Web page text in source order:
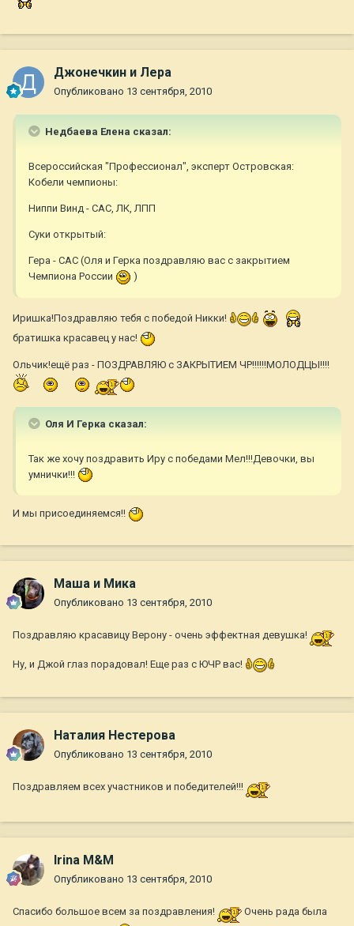
Джонечкин и Лера
Опубликовано 13 сентября, 2010
Недбаева Елена сказал:
Всероссийская "Профессионал", эксперт Островская:
Кобели чемпионы:
Ниппи Винд - САС, ЛК, ЛПП
Суки открытый:
Гера - САС (Оля и Герка поздравляю вас с закрытием
Чемпиона России
)
Иришка!Поздравляю тебя с победой Никки!
братишка красавец у нас!
Ольчик!ещё раз - ПОЗДРАВЛЯЮ с ЗАКРЫТИЕМ ЧР!!!!!!МОЛОДЦЫ!!!!
Оля И Герка сказал:
Так же хочу поздравить Иру с победами Мел!!!Девочки, вы
умнички!!!
И мы присоединяемся!!
Маша и Мика
Опубликовано 13 сентября, 2010
Поздравляю красавицу Верону - очень эффектная девушка!
Ну, и Джой глаз порадовал! Еще раз с ЮЧР вас!
Наталия Нестерова
Опубликовано 13 сентября, 2010
Поздравляем всех участников и победителей!!!
Irina M&M
Опубликовано 13 сентября, 2010
Спасибо большое всем за поздравления! Очень рада была